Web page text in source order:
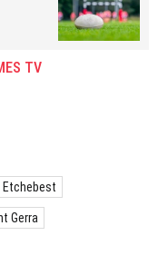
TV
Etchebest
Gerra